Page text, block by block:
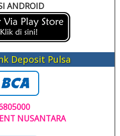
ANDROID
Deposit Pulsa
NUSANTARA